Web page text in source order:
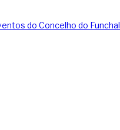
do Concelho do Funchal